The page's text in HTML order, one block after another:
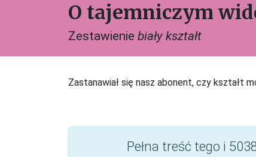
O tajemniczym
Zestawienie biały kształt
Zastanawiał się nasz abonent, czy kształt
Pełna treść tego i